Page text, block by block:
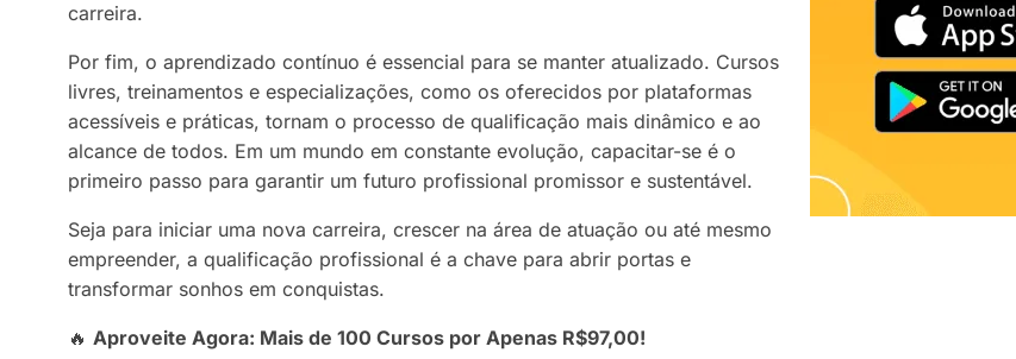
carreira.
Por fim, o aprendizado contínuo é essencial para se manter atualizado. Cursos
livres, treinamentos e especializações, como os oferecidos por plataformas
acessíveis e práticas, tornam o processo de qualificação mais dinâmico e ao
alcance de todos. Em um mundo em constante evolução, capacitar-se é o
primeiro passo para garantir um futuro profissional promissor e sustentável.
Seja para iniciar uma nova carreira, crescer na área de atuação ou até mesmo
empreender, a qualificação profissional é a chave para abrir portas e
transformar sonhos em conquistas.
🔥 Aproveite Agora: Mais de 100 Cursos por Apenas R$97,00!